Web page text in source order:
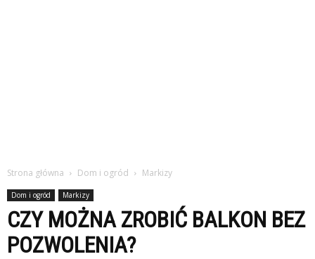
Strona główna Dom i ogród Markizy
Dom i ogród Markizy
CZY MOŻNA ZROBIĆ BALKON BEZ
POZWOLENIA?